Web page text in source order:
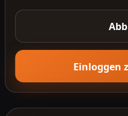
Einloggen